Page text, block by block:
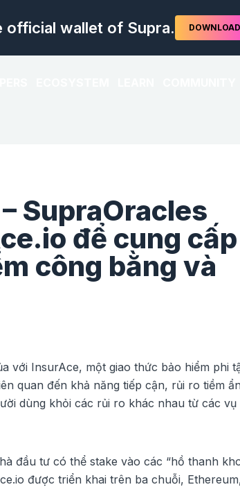
official wallet of Supra. DOWNLOAD
SupraOracles
để cung cấp
công bằng và
với InsurAce, một giao thức bảo hiểm phi
quan đến khả năng tiếp cận, rủi ro tiềm
dùng khỏi các rủi ro khác nhau từ các vụ
đầu tư có thể stake vào các “hồ thanh
được triển khai trên ba chuỗi,